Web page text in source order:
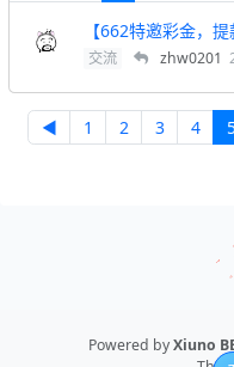
【662特邀彩金，
交流 zhw0201
◀ 1 2 3 4
Powered byXiuno